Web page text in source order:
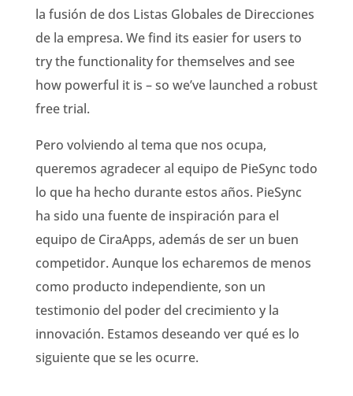
la fusión de dos Listas Globales de Direcciones
de la empresa. We find its easier for users to
try the functionality for themselves and see
how powerful it is – so we’ve launched a robust
free trial.
Pero volviendo al tema que nos ocupa,
queremos agradecer al equipo de PieSync todo
lo que ha hecho durante estos años. PieSync
ha sido una fuente de inspiración para el
equipo de CiraApps, además de ser un buen
competidor. Aunque los echaremos de menos
como producto independiente, son un
testimonio del poder del crecimiento y la
innovación. Estamos deseando ver qué es lo
siguiente que se les ocurre.